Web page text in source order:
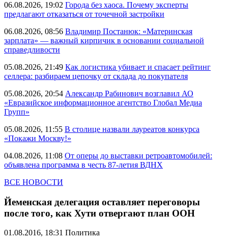
06.08.2026, 19:02 Города без хаоса. Почему эксперты
предлагают отказаться от точечной застройки
06.08.2026, 08:56 Владимир Постанюк: «Материнская
зарплата» — важный кирпичик в основании социальной
справедливости
05.08.2026, 21:49 Как логистика убивает и спасает рейтинг
селлера: разбираем цепочку от склада до покупателя
05.08.2026, 20:54 Александр Рабинович возглавил АО
«Евразийское информационное агентство Глобал Медиа
Групп»
05.08.2026, 11:55 В столице назвали лауреатов конкурса
«Покажи Москву!»
04.08.2026, 11:08 От оперы до выставки ретроавтомобилей:
объявлена программа в честь 87-летия ВДНХ
ВСЕ НОВОСТИ
Йеменская делегация оставляет переговоры
после того, как Хути отвергают план ООН
01.08.2016, 18:31 Политика